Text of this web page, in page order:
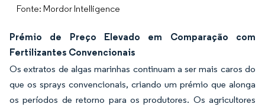
Fonte: Mordor Intelligence
Prémio de Preço Elevado em Comparação com
Fertilizantes Convencionais
Os extratos de algas marinhas continuam a ser mais caros do
que os sprays convencionais, criando um prémio que alonga
os períodos de retorno para os produtores. Os agricultores